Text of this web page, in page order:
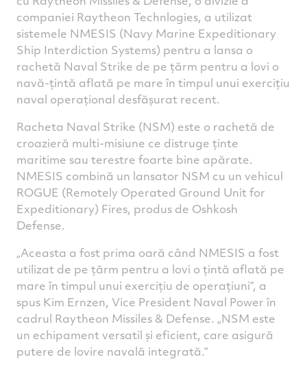
companiei Raytheon Technlogies, a utilizat
sistemele NMESIS (Navy Marine Expeditionary
Ship Interdiction Systems) pentru a lansa o
rachetă Naval Strike de pe țărm pentru a lovi o
navă-țintă aflată pe mare în timpul unui exercițiu
naval operațional desfășurat recent.
Racheta Naval Strike (NSM) este o rachetă de
croazieră multi-misiune ce distruge ținte
maritime sau terestre foarte bine apărate.
NMESIS combină un lansator NSM cu un vehicul
ROGUE (Remotely Operated Ground Unit for
Expeditionary) Fires, produs de Oshkosh
Defense.
„Aceasta a fost prima oară când NMESIS a fost
utilizat de pe țărm pentru a lovi o țintă aflată pe
mare în timpul unui exercițiu de operațiuni”, a
spus Kim Ernzen, Vice President Naval Power în
cadrul Raytheon Missiles & Defense. „NSM este
un echipament versatil și eficient, care asigură
putere de lovire navală integrată.”